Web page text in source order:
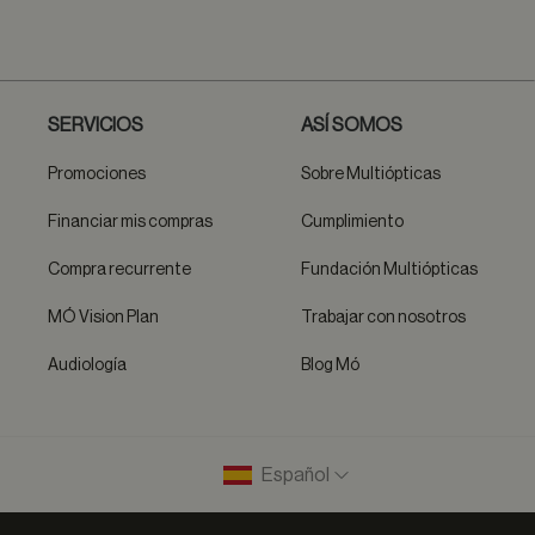
SERVICIOS
Promociones
Financiar mis compras
Compra recurrente
MÓ Vision Plan
Audiología
ASÍ SOMOS
Sobre Multiópticas
Cumplimiento
Fundación Multiópticas
Trabajar con nosotros
Blog Mó
Español